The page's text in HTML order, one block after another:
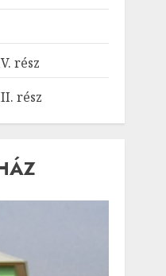
rész
rész